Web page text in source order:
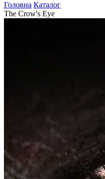
Головна Каталог
The Crow's Eye